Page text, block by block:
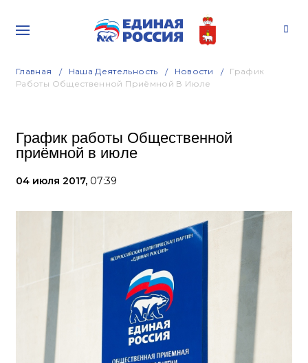
Главная Наша Деятельность Новости
График
Работы Общественной Приёмной В Июле
График работы Общественной
приёмной в июле
04 июля 2017, 07:39